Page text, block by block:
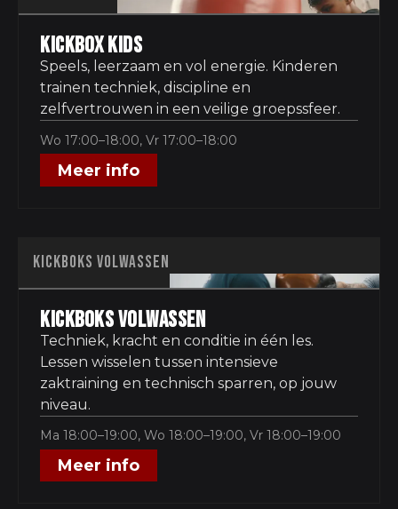
Kickbox Kids
Speels, leerzaam en vol energie. Kinderen
trainen techniek, discipline en
zelfvertrouwen in een veilige groepssfeer.
Wo 17:00–18:00, Vr 17:00–18:00
Meer info
KICKBOKS VOLWASSEN
Kickboks Volwassen
Techniek, kracht en conditie in één les.
Lessen wisselen tussen intensieve
zaktraining en technisch sparren, op jouw
niveau.
Ma 18:00–19:00, Wo 18:00–19:00, Vr 18:00–19:00
Meer info